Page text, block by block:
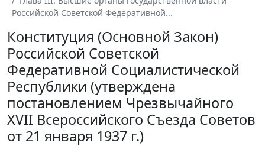
Российской Советской Федеративной...
Конституция (Основной Закон)
Российской Советской
Федеративной Социалистической
Республики (утверждена
постановлением Чрезвычайного
XVII Всероссийского Съезда Советов
от 21 января 1937 г.)